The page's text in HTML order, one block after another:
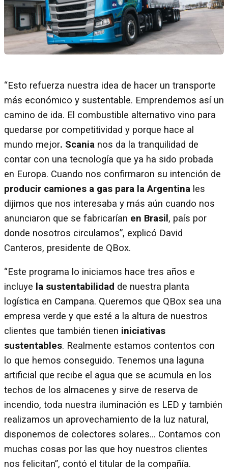
“Esto refuerza nuestra idea de hacer un transporte
más económico y sustentable. Emprendemos así un
camino de ida. El combustible alternativo vino para
quedarse por competitividad y porque hace al
mundo mejor. Scania nos da la tranquilidad de
contar con una tecnología que ya ha sido probada
en Europa. Cuando nos confirmaron su intención de
producir camiones a gas para la Argentina les
dijimos que nos interesaba y más aún cuando nos
anunciaron que se fabricarían en Brasil, país por
donde nosotros circulamos”, explicó David
Canteros, presidente de QBox.
“Este programa lo iniciamos hace tres años e
incluye la sustentabilidad de nuestra planta
logística en Campana. Queremos que QBox sea una
empresa verde y que esté a la altura de nuestros
clientes que también tienen iniciativas
sustentables. Realmente estamos contentos con
lo que hemos conseguido. Tenemos una laguna
artificial que recibe el agua que se acumula en los
techos de los almacenes y sirve de reserva de
incendio, toda nuestra iluminación es LED y también
realizamos un aprovechamiento de la luz natural,
disponemos de colectores solares... Contamos con
muchas cosas por las que hoy nuestros clientes
nos felicitan”, contó el titular de la compañía.